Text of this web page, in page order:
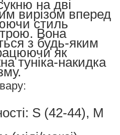
на дві
вирізом вперед
стиль
Вона
з будь-яким
як
туніка-накидка
: S (42-44), M